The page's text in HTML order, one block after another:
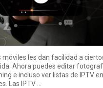
móviles les dan facilidad a
Ahora puedes editar
e incluso ver listas de IPTV en
Las IPTV ...